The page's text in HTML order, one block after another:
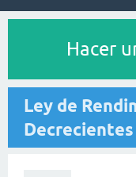
Hacer
Ley de